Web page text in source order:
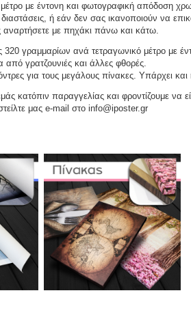
με έντονη και φωτογραφική απόδοση
ή εάν δεν σας ικανοποιούν να
αναρτήσετε με πηχάκι πάνω και κάτω.
γραμμαρίων ανά τετραγωνικό μέτρο με
από γρατζουνιές και άλλες φθορές.
για τους μεγάλους πίνακες. Υπάρχει
κατόπιν παραγγελίας και φροντίζουμε να
μας e-mail στο info@iposter.gr